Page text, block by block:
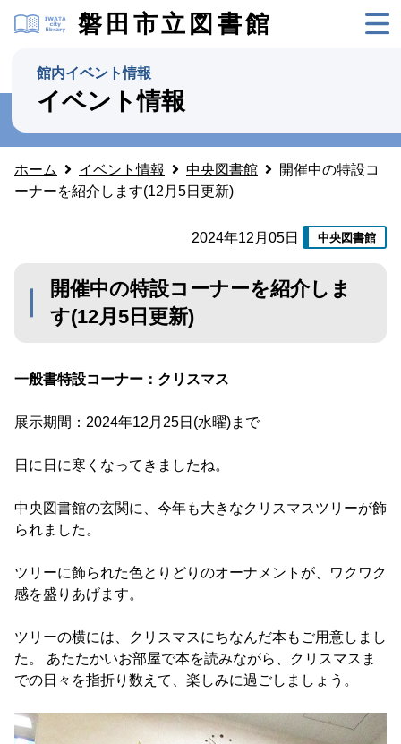
磐田市立図書館
館内イベント情報
イベント情報
ホーム イベント情報 中央図書館
開催中の特設コ
ーナーを紹介します(12月5日更新)
2024年12月05日 中央図書館
開催中の特設コーナーを紹介しま
す(12月5日更新)
一般書特設コーナー：クリスマス
展示期間：2024年12月25日(水曜)まで
日に日に寒くなってきましたね。
中央図書館の玄関に、今年も大きなクリスマスツリーが飾
られました。
ツリーに飾られた色とりどりのオーナメントが、ワクワク
感を盛りあげます。
ツリーの横には、クリスマスにちなんだ本もご用意しまし
た。 あたたかいお部屋で本を読みながら、クリスマスま
での日々を指折り数えて、楽しみに過ごしましょう。